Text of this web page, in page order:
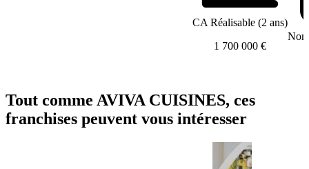
CA Réalisable (2 ans)
1 700 000 €
Tout comme AVIVA CUISINES, ces
franchises peuvent vous intéresser